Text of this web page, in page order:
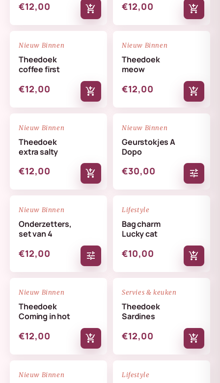
€12,00 add_shopping_cart €12,00 add_shopping_cart
NIEUW
Nieuw Binnen
Theedoek
coffee first
€12,00 add_shopping_cart
NIEUW
Nieuw Binnen
Theedoek
meow
€12,00 add_shopping_cart
NIEUW
Nieuw Binnen
Theedoek
extra salty
€12,00 add_shopping_cart
NIEUW
Nieuw Binnen
Geurstokjes A
Dopo
€30,00 tune
NIEUW
Nieuw Binnen
Onderzetters,
set van 4
€12,00 tune
NIEUW
Lifestyle
Bag charm
Lucky cat
€10,00 add_shopping_cart
NIEUW
Nieuw Binnen
Theedoek
Coming in hot
€12,00 add_shopping_cart
NIEUW
Servies & keuken
Theedoek
Sardines
€12,00 add_shopping_cart
NIEUW
Nieuw Binnen NIEUW
Lifestyle